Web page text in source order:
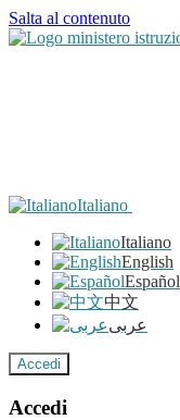
Salta al contenuto
Italiano
Italiano
English
Español
中文
عربى
Accedi
Accedi